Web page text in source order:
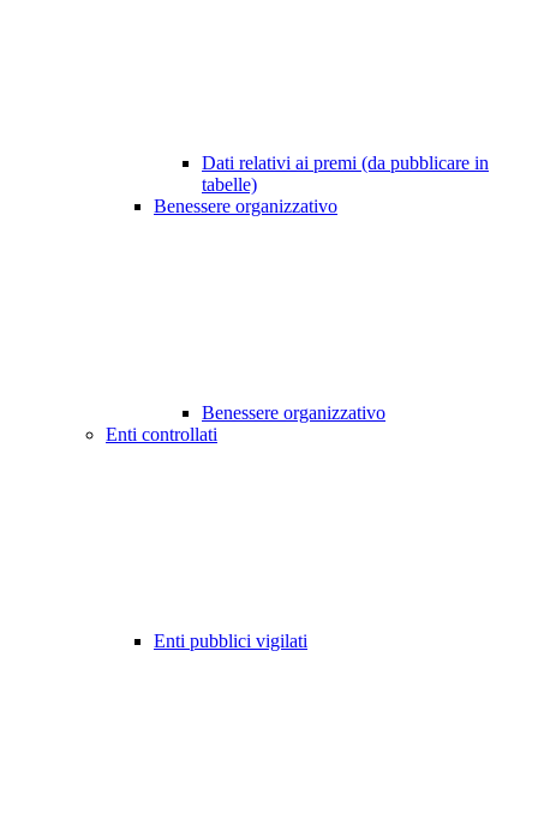
Dati relativi ai premi (da pubblicare in
tabelle)
Benessere organizzativo
Benessere organizzativo
Enti controllati
Enti pubblici vigilati